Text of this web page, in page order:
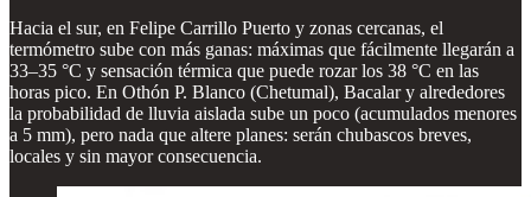
Hacia el sur, en Felipe Carrillo Puerto y zonas cercanas, el
termómetro sube con más ganas: máximas que fácilmente llegarán a
33–35 °C y sensación térmica que puede rozar los 38 °C en las
horas pico. En Othón P. Blanco (Chetumal), Bacalar y alrededores
la probabilidad de lluvia aislada sube un poco (acumulados menores
a 5 mm), pero nada que altere planes: serán chubascos breves,
locales y sin mayor consecuencia.